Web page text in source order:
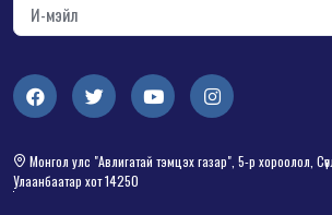
Монгол улс "Авлигатай тэмцэх газар", 5-р хороолол,
Улаанбаатар хот 14250